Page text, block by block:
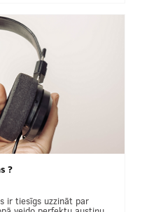
?
ir tiesīgs uzzināt par